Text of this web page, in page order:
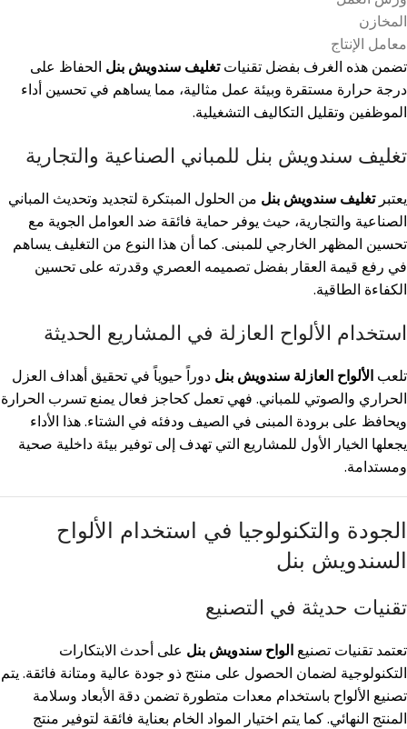
المخازن
معامل الإنتاج
تضمن هذه الغرف بفضل تقنياتتغليف سندويش بنل الحفاظ على
درجة حرارة مستقرة وبيئة عمل مثالية، مما يساهم في تحسين أداء
الموظفين وتقليل التكاليف التشغيلية.
تغليف سندويش بنل للمباني الصناعية والتجارية
يعتبرتغليف سندويش بنل من الحلول المبتكرة لتجديد وتحديث المباني
الصناعية والتجارية، حيث يوفر حماية فائقة ضد العوامل الجوية مع
تحسين المظهر الخارجي للمبنى. كما أن هذا النوع من التغليف يساهم
في رفع قيمة العقار بفضل تصميمه العصري وقدرته على تحسين
الكفاءة الطاقية.
استخدام الألواح العازلة في المشاريع الحديثة
تلعب الألواح العازلة سندويش بنل دوراً حيوياً في تحقيق أهداف العزل
الحراري والصوتي للمباني. فهي تعمل كحاجز فعال يمنع تسرب الحرارة
ويحافظ على برودة المبنى في الصيف ودفئه في الشتاء. هذا الأداء
يجعلها الخيار الأول للمشاريع التي تهدف إلى توفير بيئة داخلية صحية
ومستدامة.
الجودة والتكنولوجيا في استخدام الألواح
السندويش بنل
تقنيات حديثة في التصنيع
تعتمد تقنيات تصنيع الواح سندويش بنل على أحدث الابتكارات
التكنولوجية لضمان الحصول على منتج ذو جودة عالية ومتانة فائقة. يتم
تصنيع الألواح باستخدام معدات متطورة تضمن دقة الأبعاد وسلامة
المنتج النهائي. كما يتم اختيار المواد الخام بعناية فائقة لتوفير منتج